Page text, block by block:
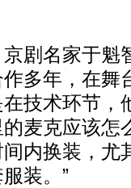
名家于魁
多年，在舞
技术环节，
麦克应该怎
内换装，尤
装。”